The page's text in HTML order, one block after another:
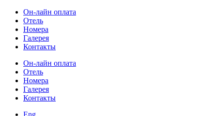
Он-лайн оплата
Отель
Номера
Галерея
Контакты
Он-лайн оплата
Отель
Номера
Галерея
Контакты
Eng